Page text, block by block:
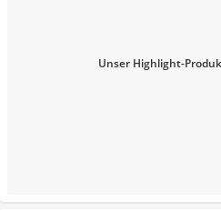
Unser Highlight-